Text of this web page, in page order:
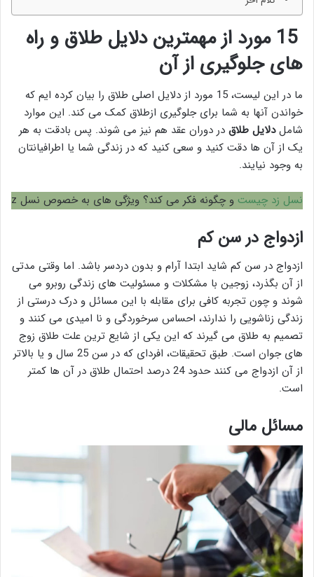
15 مورد از مهمترین دلایل طلاق و راه
های جلوگیری از آن
ما در این لیست، 15 مورد از دلایل اصلی طلاق را بیان کرده ایم که
خواندن آنها به شما برای جلوگیری ازطلاق کمک می کند. این موارد
شاملدلایل طلاق در دوران عقد هم نیز می شوند. پس بادقت به هر
یک از آن ها دقت کنید و سعی کنید که در زندگی شما یا اطرافیانتان
به وجود نیایند.
نسل زد چیست و چگونه فکر می کند؟ ویژگی های به خصوص نسل z
ازدواج در سن کم
ازدواج در سن کم شاید ابتدا آرام و بدون دردسر باشد. اما وقتی مدتی
از آن بگذرد، زوجین با مشکلات و مسئولیت های زندگی روبرو می
شوند و چون تجربه کافی برای مقابله با این مسائل و درک درستی از
زندگی زناشویی را ندارند، احساس سرخوردگی و نا امیدی می کنند و
تصمیم به طلاق می گیرند که این یکی از شایع ترین علت طلاق زوج
های جوان است. طبق تحقیقات، افردای که در سن 25 سال و یا بالاتر
از آن ازدواج می کنند حدود 24 درصد احتمال طلاق در آن ها کمتر
است.
مسائل مالی